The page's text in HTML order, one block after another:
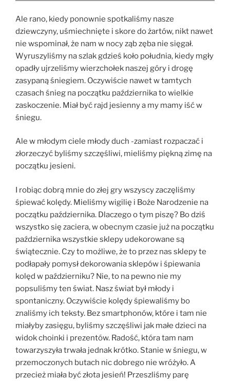
Ale rano, kiedy ponownie spotkaliśmy nasze
dziewczyny, uśmiechnięte i skore do żartów, nikt nawet
nie wspominał, że nam w nocy ząb zęba nie sięgał.
Wyruszyliśmy na szlak gdzieś koło południa, kiedy mgły
opadły ujrzeliśmy wierzchołek naszej góry i drogę
zasypaną śniegiem. Oczywiście nawet w tamtych
czasach śnieg na początku października to wielkie
zaskoczenie. Miał być rajd jesienny a my mamy iść w
śniegu.
Ale w młodym ciele młody duch -zamiast rozpaczać i
złorzeczyć byliśmy szczęśliwi, mieliśmy piękną zimę na
początku jesieni.
I robiąc dobrą mnie do złej gry wszyscy zaczęliśmy
śpiewać kolędy. Mieliśmy wigilię i Boże Narodzenie na
początku października. Dlaczego o tym piszę? Bo dziś
wszystko się zaciera, w obecnym czasie już na początku
października wszystkie sklepy udekorowane są
świątecznie. Czy to możliwe, że to przez nas sklepy te
podłapały pomysł dekorowania sklepów i śpiewania
kolęd w październiku? Nie, to na pewno nie my
popsuliśmy ten świat. Nasz świat był młody i
spontaniczny. Oczywiście kolędy śpiewaliśmy bo
znaliśmy ich teksty. Bez smartphonów, które i tam nie
miałyby zasięgu, byliśmy szczęśliwi jak małe dzieci na
widok choinki i prezentów. Radość, która tam nam
towarzyszyła trwała jednak krótko. Stanie w śniegu, w
przemoczonych butach nic dobrego nie wróżyło. A
przecież miała być złota jesień! Przeszliśmy parę